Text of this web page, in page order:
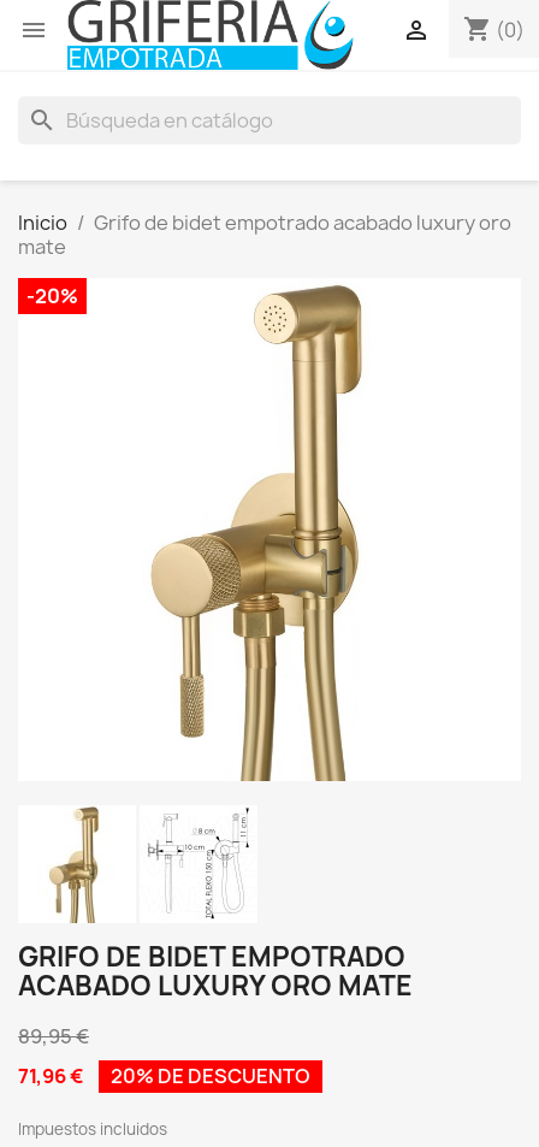
 shopping_cart (0)

search
Inicio
Grifo de bidet empotrado acabado luxury oro
mate
-20%
GRIFO DE BIDET EMPOTRADO
ACABADO LUXURY ORO MATE
89,95 €
71,96 €
20% DE DESCUENTO
Impuestos incluidos